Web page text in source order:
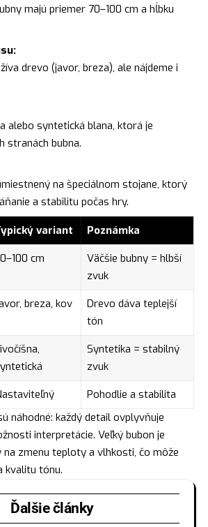
majú priemer 70–100 cm a hĺbku
drevo (javor, breza), ale nájdeme i
alebo syntetická blana, ktorá je
stranách bubna.
na špeciálnom stojane, ktorý
a stabilitu počas hry.
variant
Poznámka
cm
Väčšie bubny = hlbší
zvuk
breza, kov
Drevo dáva teplejší
tón
Syntetika = stabilný
zvuk
Pohodlie a stabilita
náhodné: každý detail ovplyvňuje
interpretácie. Veľký bubon je
zmenu teploty a vlhkosti, čo môže
kvalitu tónu.
Ďalšie články